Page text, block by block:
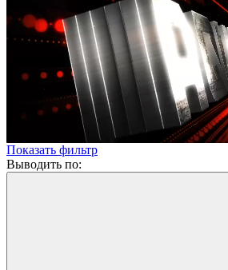
Показать фильтр
Выводить по: